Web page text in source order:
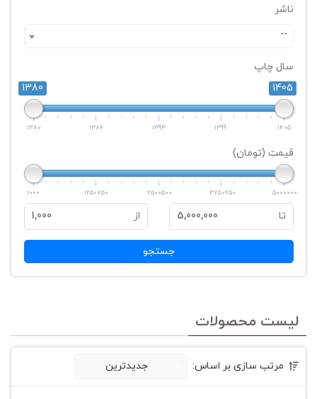
ناشر
--
سال چاپ
1380
1405
1380 1386 1393 1399 1405
قیمت (تومان)
1000 1250750 2500500 3750250 5000000
تا 5,000,000 از 1,000
جستجو
لیست محصولات
مرتب سازی بر اساس: جدیدترین